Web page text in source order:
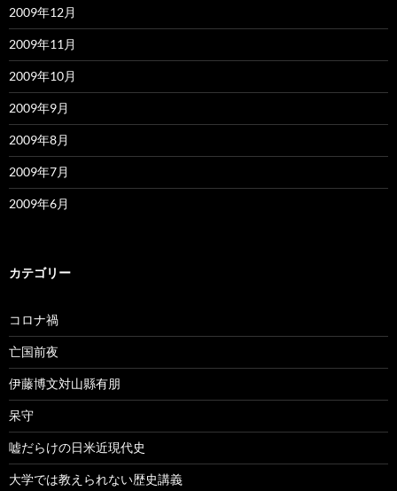
2009年12月
2009年11月
2009年10月
2009年9月
2009年8月
2009年7月
2009年6月
カテゴリー
コロナ禍
亡国前夜
伊藤博文対山縣有朋
呆守
嘘だらけの日米近現代史
大学では教えられない歴史講義